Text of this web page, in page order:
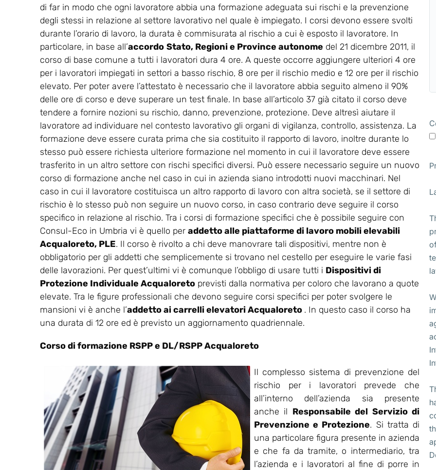
di far in modo che ogni lavoratore abbia una formazione adeguata sui rischi e la prevenzione
degli stessi in relazione al settore lavorativo nel quale è impiegato. I corsi devono essere svolti
durante l’orario di lavoro, la durata è commisurata al rischio a cui è esposto il lavoratore. In
particolare, in base all’accordo Stato, Regioni e Province autonome del 21 dicembre 2011, il
corso di base comune a tutti i lavoratori dura 4 ore. A queste occorre aggiungere ulteriori 4 ore
per i lavoratori impiegati in settori a basso rischio, 8 ore per il rischio medio e 12 ore per il rischio
elevato. Per poter avere l’attestato è necessario che il lavoratore abbia seguito almeno il 90%
delle ore di corso e deve superare un test finale. In base all’articolo 37 già citato il corso deve
tendere a fornire nozioni su rischio, danno, prevenzione, protezione. Deve altresì aiutare il
lavoratore ad individuare nel contesto lavorativo gli organi di vigilanza, controllo, assistenza. La
formazione deve essere curata prima che sia costituito il rapporto di lavoro, inoltre durante lo
stesso può essere richiesta ulteriore formazione nel momento in cui il lavoratore deve essere
trasferito in un altro settore con rischi specifici diversi. Può essere necessario seguire un nuovo
corso di formazione anche nel caso in cui in azienda siano introdotti nuovi macchinari. Nel
caso in cui il lavoratore costituisca un altro rapporto di lavoro con altra società, se il settore di
rischio è lo stesso può non seguire un nuovo corso, in caso contrario deve seguire il corso
specifico in relazione al rischio. Tra i corsi di formazione specifici che è possibile seguire con
Consul-Eco in Umbria vi è quello per addetto alle piattaforme di lavoro mobili elevabili
Acqualoreto, PLE. Il corso è rivolto a chi deve manovrare tali dispositivi, mentre non è
obbligatorio per gli addetti che semplicemente si trovano nel cestello per eseguire le varie fasi
delle lavorazioni. Per quest’ultimi vi è comunque l’obbligo di usare tutti i Dispositivi di
Protezione Individuale Acqualoreto previsti dalla normativa per coloro che lavorano a quote
elevate. Tra le figure professionali che devono seguire corsi specifici per poter svolgere le
mansioni vi è anche l’addetto ai carrelli elevatori Acqualoreto . In questo caso il corso ha
una durata di 12 ore ed è previsto un aggiornamento quadriennale.
Corso di formazione RSPP e DL/RSPP Acqualoreto
Il complesso sistema di prevenzione del
rischio per i lavoratori prevede che
all’interno dell’azienda sia presente
anche il Responsabile del Servizio di
Prevenzione e Protezione. Si tratta di
una particolare figura presente in azienda
e che fa da tramite, o intermediario, tra
l’azienda e i lavoratori al fine di porre in